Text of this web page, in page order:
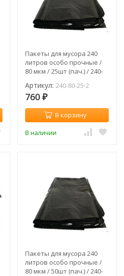
Пакеты для мусора 240
литров особо прочные /
80 мкм / 25шт (пач.) / 240-
Артикул: 240-80-25-2
760 ₽
В корзину
В наличии
Пакеты для мусора 240
литров особо прочные /
80 мкм / 50шт (пач.) / 240-